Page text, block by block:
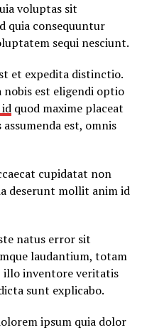
voluptas sit
quia consequuntur
sequi nesciunt.
et expedita distinctio.
est eligendi optio
quod maxime placeat
est, omnis
cupidatat non
deserunt mollit anim id
natus error sit
laudantium, totam
illo inventore veritatis
sunt explicabo.
ipsum quia dolor